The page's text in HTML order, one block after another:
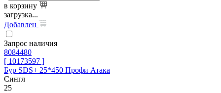
в корзину
загрузка...
Добавлен
Запрос наличия
8084480
[ 10173597 ]
Бур SDS+ 25*450 Профи Атака
Сингл
25